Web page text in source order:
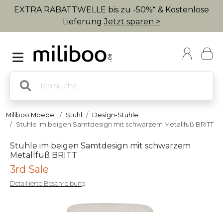
EXTRA RABATTWELLE bis zu -50%* & Kostenlose
LieferungJetzt sparen >
Miliboo Moebel Stuhl
Design-Stühle
Stuhle im beigen Samtdesign mit schwarzem Metallfuß BRITT
Stuhle im beigen Samtdesign mit schwarzem
Metallfuß BRITT
3rd Sale
Detaillierte Beschreibung